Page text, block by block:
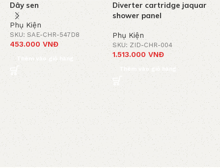
Dây sen
Phụ Kiện
SKU: SAE-CHR-547D8
453.000VNĐ
Thêm vào giỏ hàng
Diverter cartridge jaquar
shower panel
Phụ Kiện
SKU: ZID-CHR-004
1.513.000 VNĐ
Thêm vào giỏ hàng